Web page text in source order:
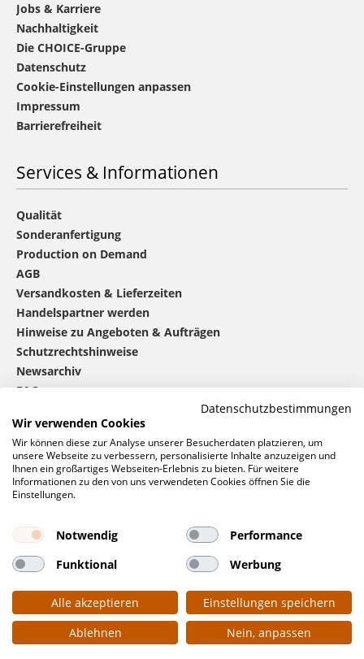
Jobs & Karriere
Nachhaltigkeit
Die CHOICE-Gruppe
Datenschutz
Cookie-Einstellungen anpassen
Impressum
Barrierefreiheit
Services & Informationen
Qualität
Sonderanfertigung
Production on Demand
AGB
Versandkosten & Lieferzeiten
Handelspartner werden
Hinweise zu Angeboten & Aufträgen
Schutzrechtshinweise
Newsarchiv
FAQ
mbw®kontaktieren
0 46 06 / 94 02 - 0
Rufen Sie uns an
Anfrage
Soziale Netzwerke
Datenschutzbestimmungen
Wir verwenden Cookies
Wir können diese zur Analyse unserer Besucherdaten platzieren, um
unsere Webseite zu verbessern, personalisierte Inhalte anzuzeigen und
Ihnen ein großartiges Webseiten-Erlebnis zu bieten. Für weitere
Informationen zu den von uns verwendeten Cookies öffnen Sie die
Einstellungen.
Notwendig
Performance
Funktional
Werbung
Alle akzeptieren
Einstellungen speichern
Ablehnen
Nein, anpassen